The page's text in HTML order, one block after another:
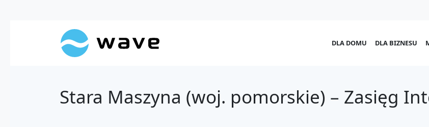
DLA DOMU DLA BIZNESU
Stara Maszyna (woj. pomorskie) – Zasięg